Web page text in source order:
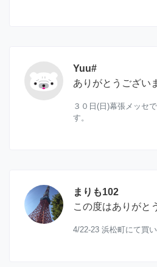
Yuu#
ありがとうござい
３０日(日)幕張メッセ
す。
まりも102
この度はありがと
4/22-23 浜松町にて買